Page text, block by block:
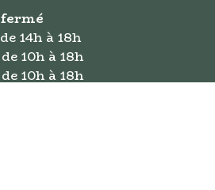
fermé
​de ​14h à 18h
​de 10h à 18h
​de ​10h à 18h